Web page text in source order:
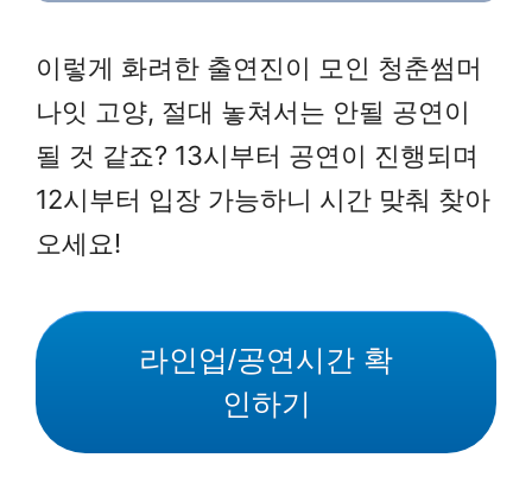
이렇게 화려한 출연진이 모인 청춘썸머
나잇 고양, 절대 놓쳐서는 안될 공연이
될 것 같죠? 13시부터 공연이 진행되며
12시부터 입장 가능하니 시간 맞춰 찾아
오세요!
라인업/공연시간 확
인하기